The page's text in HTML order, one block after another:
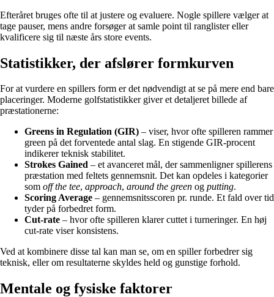
Efteråret bruges ofte til at justere og evaluere. Nogle spillere vælger at
tage pauser, mens andre forsøger at samle point til ranglister eller
kvalificere sig til næste års store events.
Statistikker, der afslører formkurven
For at vurdere en spillers form er det nødvendigt at se på mere end bare
placeringer. Moderne golfstatistikker giver et detaljeret billede af
præstationerne:
Greens in Regulation (GIR) – viser, hvor ofte spilleren rammer
green på det forventede antal slag. En stigende GIR-procent
indikerer teknisk stabilitet.
Strokes Gained – et avanceret mål, der sammenligner spillerens
præstation med feltets gennemsnit. Det kan opdeles i kategorier
som off the tee, approach, around the green og putting.
Scoring Average – gennemsnitsscoren pr. runde. Et fald over tid
tyder på forbedret form.
Cut-rate – hvor ofte spilleren klarer cuttet i turneringer. En høj
cut-rate viser konsistens.
Ved at kombinere disse tal kan man se, om en spiller forbedrer sig
teknisk, eller om resultaterne skyldes held og gunstige forhold.
Mentale og fysiske faktorer